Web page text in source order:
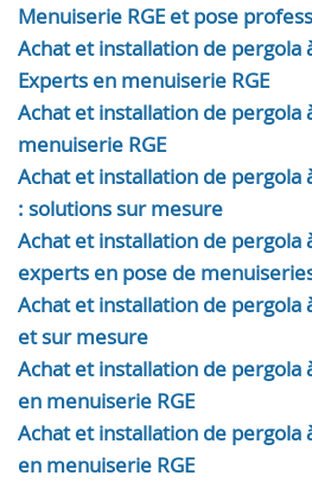
Menuiserie RGE et pose
Achat et installation de pergola
Experts en menuiserie RGE
Achat et installation de pergola
menuiserie RGE
Achat et installation de pergola
: solutions sur mesure
Achat et installation de
experts en pose de
Achat et installation de pergola
et sur mesure
Achat et installation de
en menuiserie RGE
Achat et installation de pergola
en menuiserie RGE